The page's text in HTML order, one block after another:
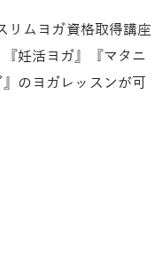
リムヨガ資格取得講座
妊活ヨガ』『マタニ
のヨガレッスンが可